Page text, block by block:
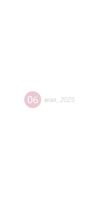
06 мая 2025